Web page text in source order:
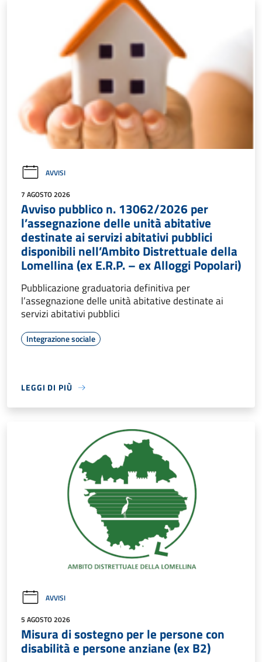
AVVISI
7 AGOSTO 2026
Avviso pubblico n. 13062/2026 per
l’assegnazione delle unità abitative
destinate ai servizi abitativi pubblici
disponibili nell’Ambito Distrettuale della
Lomellina (ex E.R.P. – ex Alloggi Popolari)
Pubblicazione graduatoria definitiva per
l’assegnazione delle unità abitative destinate ai
servizi abitativi pubblici
Integrazione sociale
LEGGI DI PIÙ
AVVISI
5 AGOSTO 2026
Misura di sostegno per le persone con
disabilità e persone anziane (ex B2)